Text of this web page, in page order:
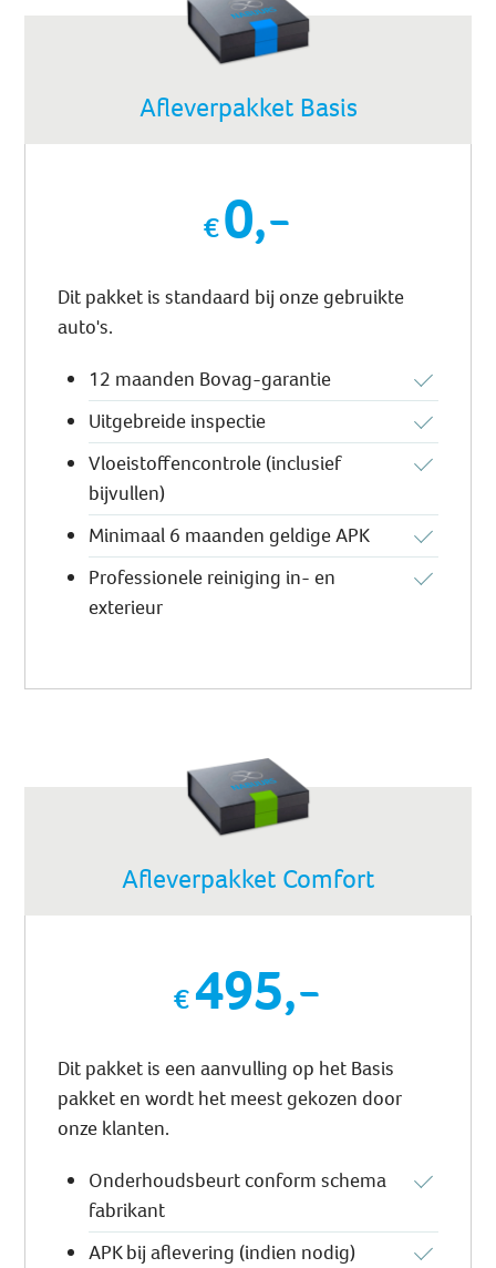
Afleverpakket Basis
0,-
Dit pakket is standaard bij onze gebruikte
auto's.
12 maanden Bovag-garantie
Uitgebreide inspectie
Vloeistoffencontrole (inclusief
bijvullen)
Minimaal 6 maanden geldige APK
Professionele reiniging in- en
exterieur
Afleverpakket Comfort
495,-
Dit pakket is een aanvulling op het Basis
pakket en wordt het meest gekozen door
onze klanten.
Onderhoudsbeurt conform schema
fabrikant
APK bij aflevering (indien nodig)